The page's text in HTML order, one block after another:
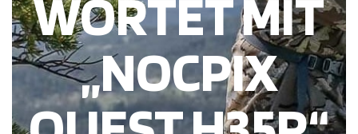
WORTET MIT
„NOCPIX